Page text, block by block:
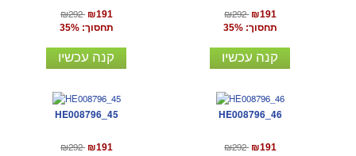
₪292 ₪191
תחסוך: 35%
קנה עכשיו
₪292 ₪191
תחסוך: 35%
קנה עכשיו
HE008796_45
₪292 ₪191
HE008796_46
₪292 ₪191